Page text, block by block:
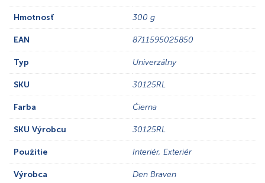
Hmotnosť 300 g
EAN 8711595025850
Typ Univerzálny
SKU 30125RL
Farba Čierna
SKU Výrobcu 30125RL
Použitie Interiér, Exteriér
Výrobca Den Braven